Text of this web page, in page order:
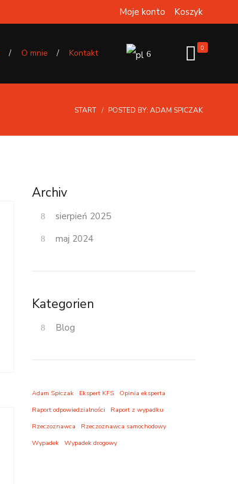
Moje konto Koszyk
0
O mnie Kontakt
START POSTED BY: ADAM SPICZAK
Archiv
sierpień 2025
maj 2024
Kategorien
Blog
Adam Spiczak Ekspert KFS
Opinia eksperta
Raport odpowiedzialności
Raport z wypadku
Rzeczoznawca
Rzeczoznawca samochodowy
Wypadek
Wypadek drogowy